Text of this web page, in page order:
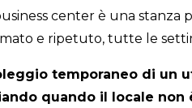
center è una
e ripetuto, tutte le
temporaneo di un
quando il locale